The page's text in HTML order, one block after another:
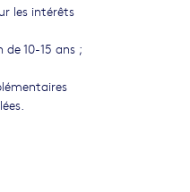
les intérêts
10-15 ans ;